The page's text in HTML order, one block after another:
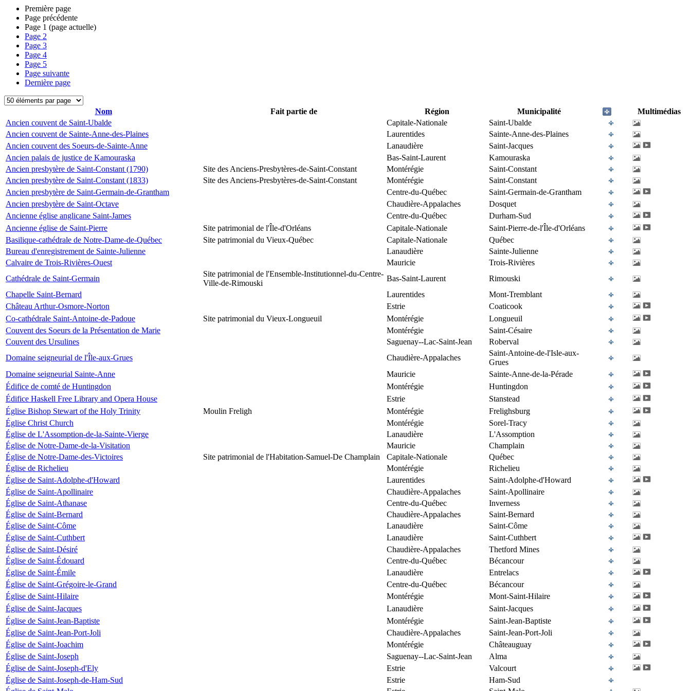
Première page
Page précédente
Page 1 (page actuelle)
Page 2
Page 3
Page 4
Page 5
Page suivante
Dernière page
Nom Fait partie de Région Municipalité
Multimédias
Ancien couvent de Saint-Ubalde
Capitale-Nationale
Saint-Ubalde
Ancien couvent de Sainte-Anne-des-Plaines
Laurentides
Sainte-Anne-des-Plaines
Ancien couvent des Soeurs-de-Sainte-Anne
Lanaudière
Saint-Jacques
Ancien palais de justice de Kamouraska
Bas-Saint-Laurent
Kamouraska
Ancien presbytère de Saint-Constant (1790)
Site des Anciens-Presbytères-de-Saint-Constant Montérégie
Saint-Constant
Ancien presbytère de Saint-Constant (1833)
Site des Anciens-Presbytères-de-Saint-Constant Montérégie
Saint-Constant
Ancien presbytère de Saint-Germain-de-Grantham
Centre-du-Québec
Saint-Germain-de-Grantham
Ancien presbytère de Saint-Octave
Chaudière-Appalaches
Dosquet
Ancienne église anglicane Saint-James
Centre-du-Québec
Durham-Sud
Ancienne église de Saint-Pierre
Site patrimonial de l'Île-d'Orléans Capitale-Nationale
Saint-Pierre-de-l'Île-d'Orléans
Basilique-cathédrale de Notre-Dame-de-Québec
Site patrimonial du Vieux-Québec Capitale-Nationale
Québec
Bureau d'enregistrement de Sainte-Julienne
Lanaudière
Sainte-Julienne
Calvaire de Trois-Rivières-Ouest
Mauricie
Trois-Rivières
Cathédrale de Saint-Germain
Site patrimonial de l'Ensemble-Institutionnel-du-Centre-
Ville-de-Rimouski
Bas-Saint-Laurent
Rimouski
Chapelle Saint-Bernard
Laurentides
Mont-Tremblant
Château Arthur-Osmore-Norton
Estrie
Coaticook
Co-cathédrale Saint-Antoine-de-Padoue
Site patrimonial du Vieux-Longueuil Montérégie
Longueuil
Couvent des Soeurs de la Présentation de Marie
Montérégie
Saint-Césaire
Couvent des Ursulines
Saguenay--Lac-Saint-Jean
Roberval
Domaine seigneurial de l'Île-aux-Grues
Chaudière-Appalaches
Saint-Antoine-de-l'Isle-aux-
Grues
Domaine seigneurial Sainte-Anne
Mauricie
Sainte-Anne-de-la-Pérade
Édifice de comté de Huntingdon
Montérégie
Huntingdon
Édifice Haskell Free Library and Opera House
Estrie
Stanstead
Église Bishop Stewart of the Holy Trinity
Moulin Freligh Montérégie
Frelighsburg
Église Christ Church
Montérégie
Sorel-Tracy
Église de L'Assomption-de-la-Sainte-Vierge
Lanaudière
L'Assomption
Église de Notre-Dame-de-la-Visitation
Mauricie
Champlain
Église de Notre-Dame-des-Victoires
Site patrimonial de l'Habitation-Samuel-De Champlain Capitale-Nationale
Québec
Église de Richelieu
Montérégie
Richelieu
Église de Saint-Adolphe-d'Howard
Laurentides
Saint-Adolphe-d'Howard
Église de Saint-Apollinaire
Chaudière-Appalaches
Saint-Apollinaire
Église de Saint-Athanase
Centre-du-Québec
Inverness
Église de Saint-Bernard
Chaudière-Appalaches
Saint-Bernard
Église de Saint-Côme
Lanaudière
Saint-Côme
Église de Saint-Cuthbert
Lanaudière
Saint-Cuthbert
Église de Saint-Désiré
Chaudière-Appalaches
Thetford Mines
Église de Saint-Édouard
Centre-du-Québec
Bécancour
Église de Saint-Émile
Lanaudière
Entrelacs
Église de Saint-Grégoire-le-Grand
Centre-du-Québec
Bécancour
Église de Saint-Hilaire
Montérégie
Mont-Saint-Hilaire
Église de Saint-Jacques
Lanaudière
Saint-Jacques
Église de Saint-Jean-Baptiste
Montérégie
Saint-Jean-Baptiste
Église de Saint-Jean-Port-Joli
Chaudière-Appalaches
Saint-Jean-Port-Joli
Église de Saint-Joachim
Montérégie
Châteauguay
Église de Saint-Joseph
Saguenay--Lac-Saint-Jean
Alma
Église de Saint-Joseph-d'Ely
Estrie
Valcourt
Église de Saint-Joseph-de-Ham-Sud
Estrie
Ham-Sud